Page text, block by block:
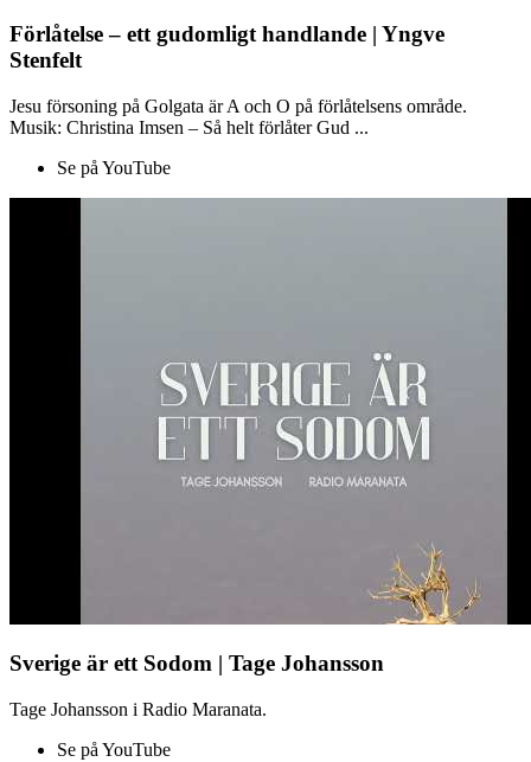
Förlåtelse – ett gudomligt handlande | Yngve
Stenfelt
Jesu försoning på Golgata är A och O på förlåtelsens område.
Musik: Christina Imsen – Så helt förlåter Gud ...
Se på YouTube
Sverige är ett Sodom | Tage Johansson
Tage Johansson i Radio Maranata.
Se på YouTube